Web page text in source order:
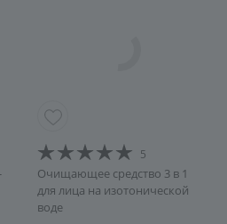
5
Очищающее средство 3 в 1
для лица на изотонической
воде